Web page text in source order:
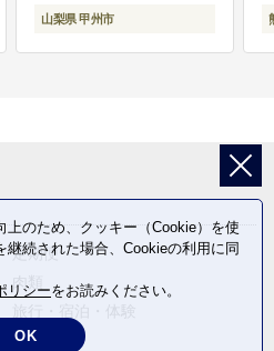
山梨県 甲州市
定期便
肉類
麺類
上のため、クッキー（Cookie）を使
継続された場合、Cookieの利用に同
リシーをお読みください。
OK